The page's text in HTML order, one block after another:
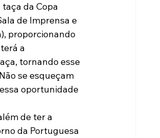
Sócio-Torcedor
da Copa
de Imprensa e
proporcionando
a
tornando esse
se esqueçam
oportunidade
de ter a
da Portuguesa